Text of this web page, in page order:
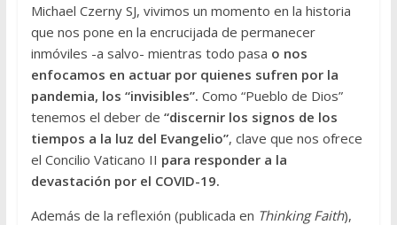
Michael Czerny SJ, vivimos un momento en la historia
que nos pone en la encrucijada de permanecer
inmóviles -a salvo- mientras todo pasa o nos
enfocamos en actuar por quienes sufren por la
pandemia, los “invisibles”. Como “Pueblo de Dios”
tenemos el deber de “discernir los signos de los
tiempos a la luz del Evangelio”, clave que nos ofrece
el Concilio Vaticano II para responder a la
devastación por el COVID-19.
Además de la reflexión (publicada en Thinking Faith),